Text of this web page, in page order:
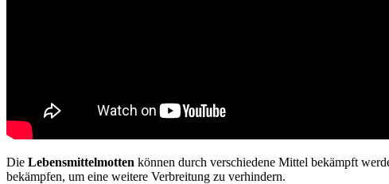
Die Lebensmittelmotten können durch verschiedene Mittel bekämpft
bekämpfen, um eine weitere Verbreitung zu verhindern.